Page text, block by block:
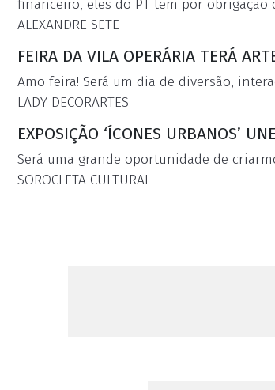
financeiro, eles do PT tem por obrigação
ALEXANDRE SETE
FEIRA DA VILA OPERÁRIA TERÁ
Amo feira! Será um dia de diversão,
LADY DECORARTES
EXPOSIÇÃO ‘ÍCONES URBANOS’
Será uma grande oportunidade de
SOROCLETA CULTURAL